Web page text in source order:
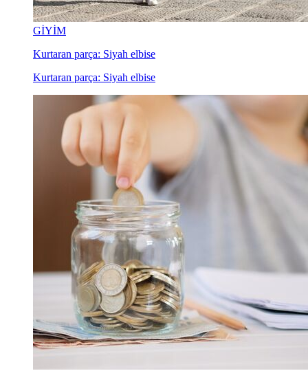
GİYİM
Kurtaran parça: Siyah elbise
Kurtaran parça: Siyah elbise